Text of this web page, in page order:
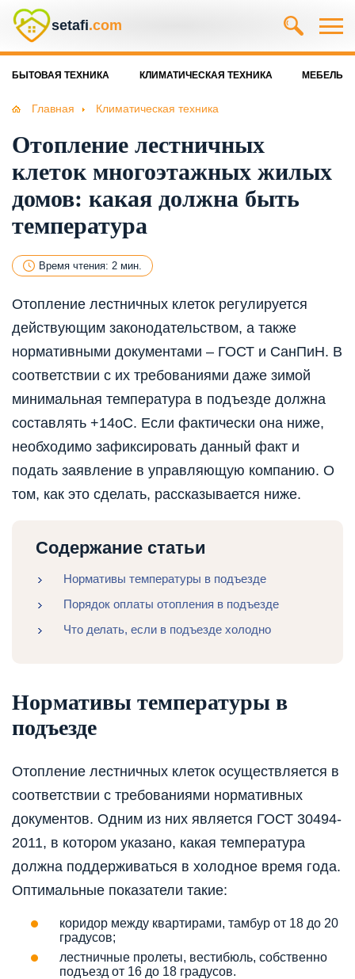
setafi.com
БЫТОВАЯ ТЕХНИКА КЛИМАТИЧЕСКАЯ ТЕХНИКА МЕБЕЛЬ
Главная Климатическая техника
Отопление лестничных
клеток многоэтажных жилых
домов: какая должна быть
температура
Время чтения: 2 мин.
Отопление лестничных клеток регулируется
действующим законодательством, а также
нормативными документами – ГОСТ и СанПиН. В
соответствии с их требованиями даже зимой
минимальная температура в подъезде должна
составлять +14оС. Если фактически она ниже,
необходимо зафиксировать данный факт и
подать заявление в управляющую компанию. О
том, как это сделать, рассказывается ниже.
Содержание статьи
Нормативы температуры в подъезде
Порядок оплаты отопления в подъезде
Что делать, если в подъезде холодно
Нормативы температуры в
подъезде
Отопление лестничных клеток осуществляется в
соответствии с требованиями нормативных
документов. Одним из них является ГОСТ 30494-
2011, в котором указано, какая температура
должна поддерживаться в холодное время года.
Оптимальные показатели такие:
коридор между квартирами, тамбур от 18 до 20
градусов;
лестничные пролеты, вестибюль, собственно
подъезд от 16 до 18 градусов.